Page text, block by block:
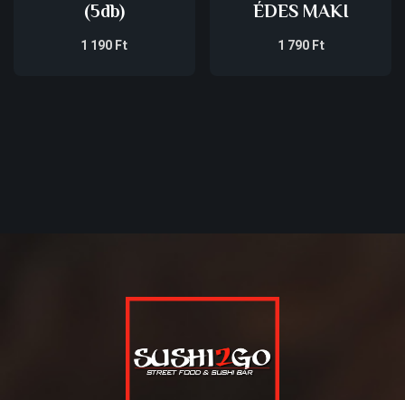
(5db)
1 190Ft
ÉDES MAKI
1 790Ft